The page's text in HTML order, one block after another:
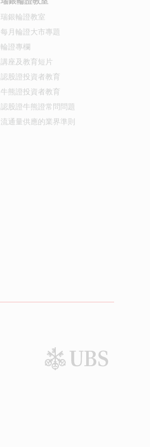
瑞銀輪證教室
每月輪證大市專題
輪證專欄
講座及教育短片
認股證投資者教育
牛熊證投資者教育
認股證牛熊證常問問題
流通量供應的業界準則